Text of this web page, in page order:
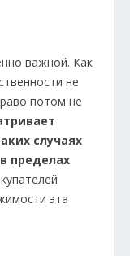
важной. Как
не
потом не
случаях
пределах
эта